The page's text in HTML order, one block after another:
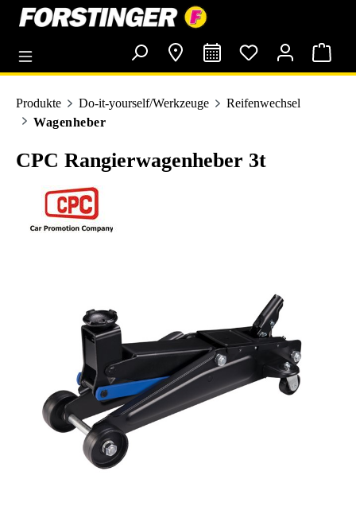
springen
Produkte Do-it-yourself/Werkzeuge
Reifenwechsel
Wagenheber
CPC Rangierwagenheber 3t